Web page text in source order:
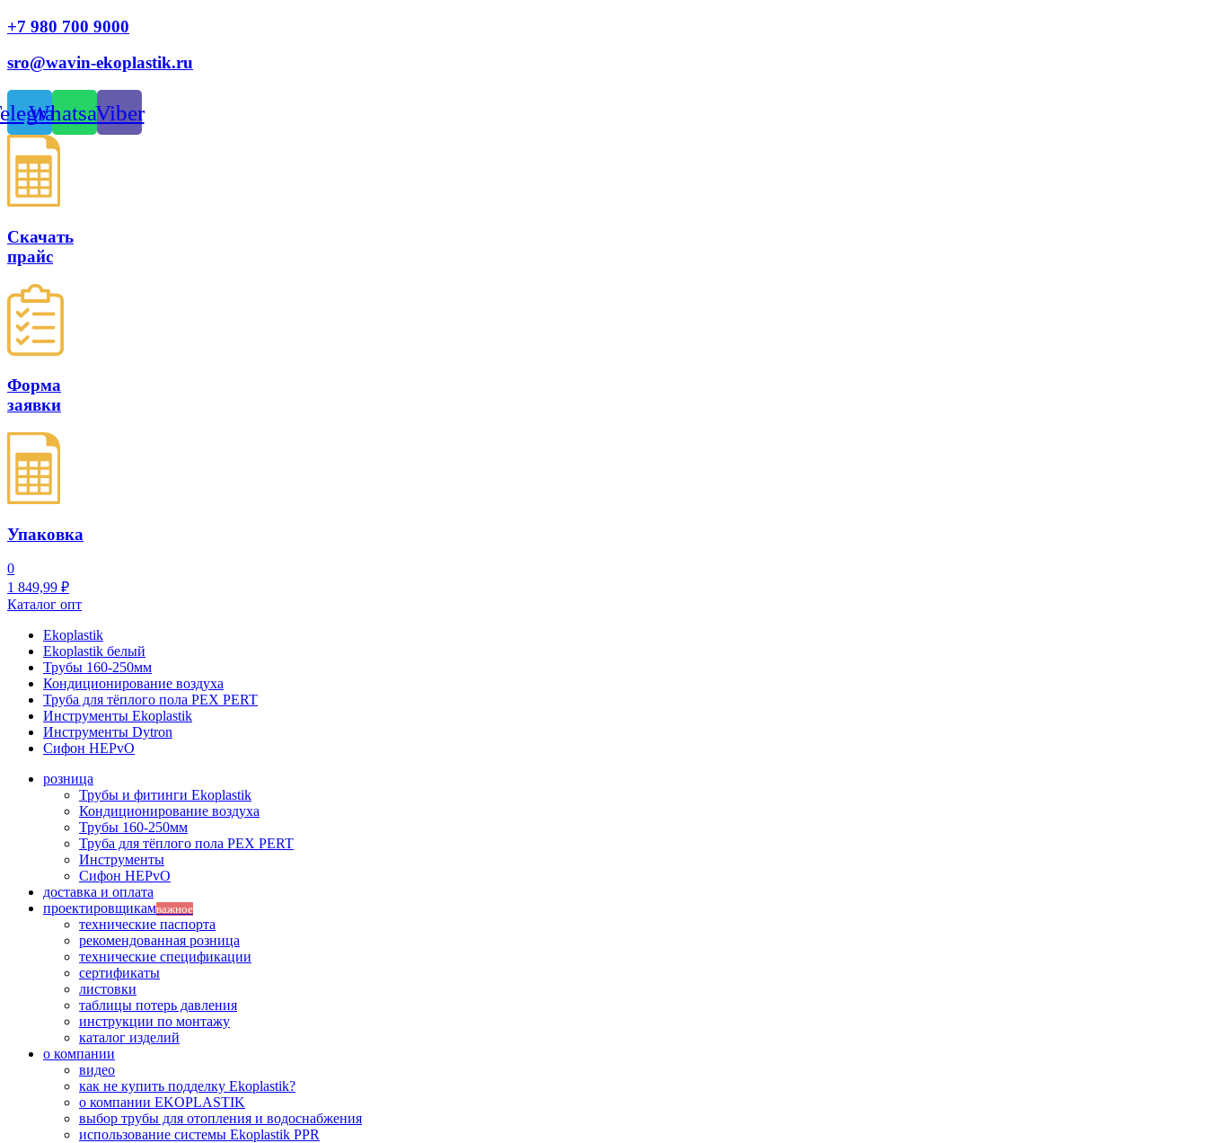
+7 980 700 9000
sro@wavin-ekoplastik.ru
WhatsappViber
Скачать
прайс
Форма
заявки
Упаковка
0
1 849,99 ₽
Каталог опт
Ekoplastik
Ekoplastik белый
Трубы 160-250мм
Кондиционирование воздуха
Труба для тёплого пола PEX PERT
Инструменты Ekoplastik
Инструменты Dytron
Сифон HEPvO
розница
Трубы и фитинги Ekoplastik
Кондиционирование воздуха
Трубы 160-250мм
Труба для тёплого пола PEX PERT
Инструменты
Сифон HEPvO
доставка и оплата
проектировщикамважное
технические паспорта
рекомендованная розница
технические спецификации
сертификаты
листовки
таблицы потерь давления
инструкции по монтажу
каталог изделий
о компании
видео
как не купить подделку Ekoplastik?
о компании EKOPLASTIK
выбор трубы для отопления и водоснабжения
использование системы Ekoplastik PPR